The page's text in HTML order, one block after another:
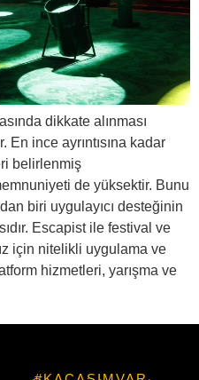
dikkate alınması
ince ayrıntısına kadar
belirlenmiş
de yüksektir. Bunu
biri uygulayıcı desteğinin
Escapist ile festival ve
için nitelikli uygulama ve
hizmetleri, yarışma ve